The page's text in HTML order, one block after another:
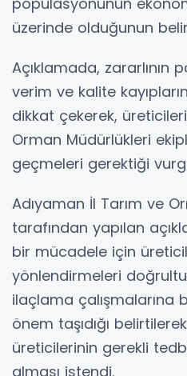
üzerinde olduğunun
Açıklamada, zararlının
verim ve kalite
dikkat çekerek,
Orman Müdürlükleri
geçmeleri gerektiği
Adıyaman İl Tarım ve
tarafından yapılan
bir mücadele için
yönlendirmeleri
ilaçlama çalışmalarına
önem taşıdığı
üreticilerinin gerekli
alması istendi.